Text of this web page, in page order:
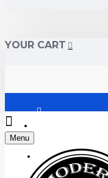
YOUR CART
Регистрация
Menu